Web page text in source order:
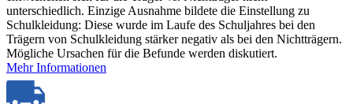
unterschiedlich. Einzige Ausnahme bildete die Einstellung zu
Schulkleidung: Diese wurde im Laufe des Schuljahres bei den
Trägern von Schulkleidung stärker negativ als bei den Nichtträgern.
Mögliche Ursachen für die Befunde werden diskutiert.
Mehr Informationen